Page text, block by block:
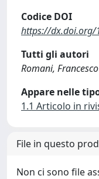
Codice DOI
https://dx.doi.org/
Tutti gli autori
Romani, Francesco
Appare nelle
1.1 Articolo in
File in questo
Non ci sono file